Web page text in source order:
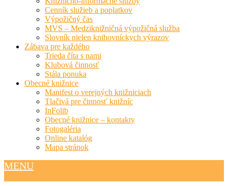
Cenník služieb a poplatkov
Výpožičný čas
MVS – Medziknižničná výpožičná služba
Slovník nielen knihovníckych výrazov
Zábava pre každého
Trieda číta s nami
Klubová činnosť
Stála ponuka
Obecné knižnice
Manifest o verejných knižniciach
Tlačivá pre činnosť knižníc
InFolib
Obecné knižnice – kontakty
Fotogaléria
Online katalóg
Mapa stránok
MENU